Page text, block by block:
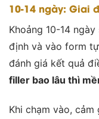
10-14 ngày: Giai
Khoảng 10-14
định và vào form
đánh giá kết quả
filler bao lâu thì
Khi chạm vào,